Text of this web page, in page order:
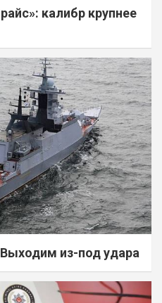
калибр крупнее
из-под удара